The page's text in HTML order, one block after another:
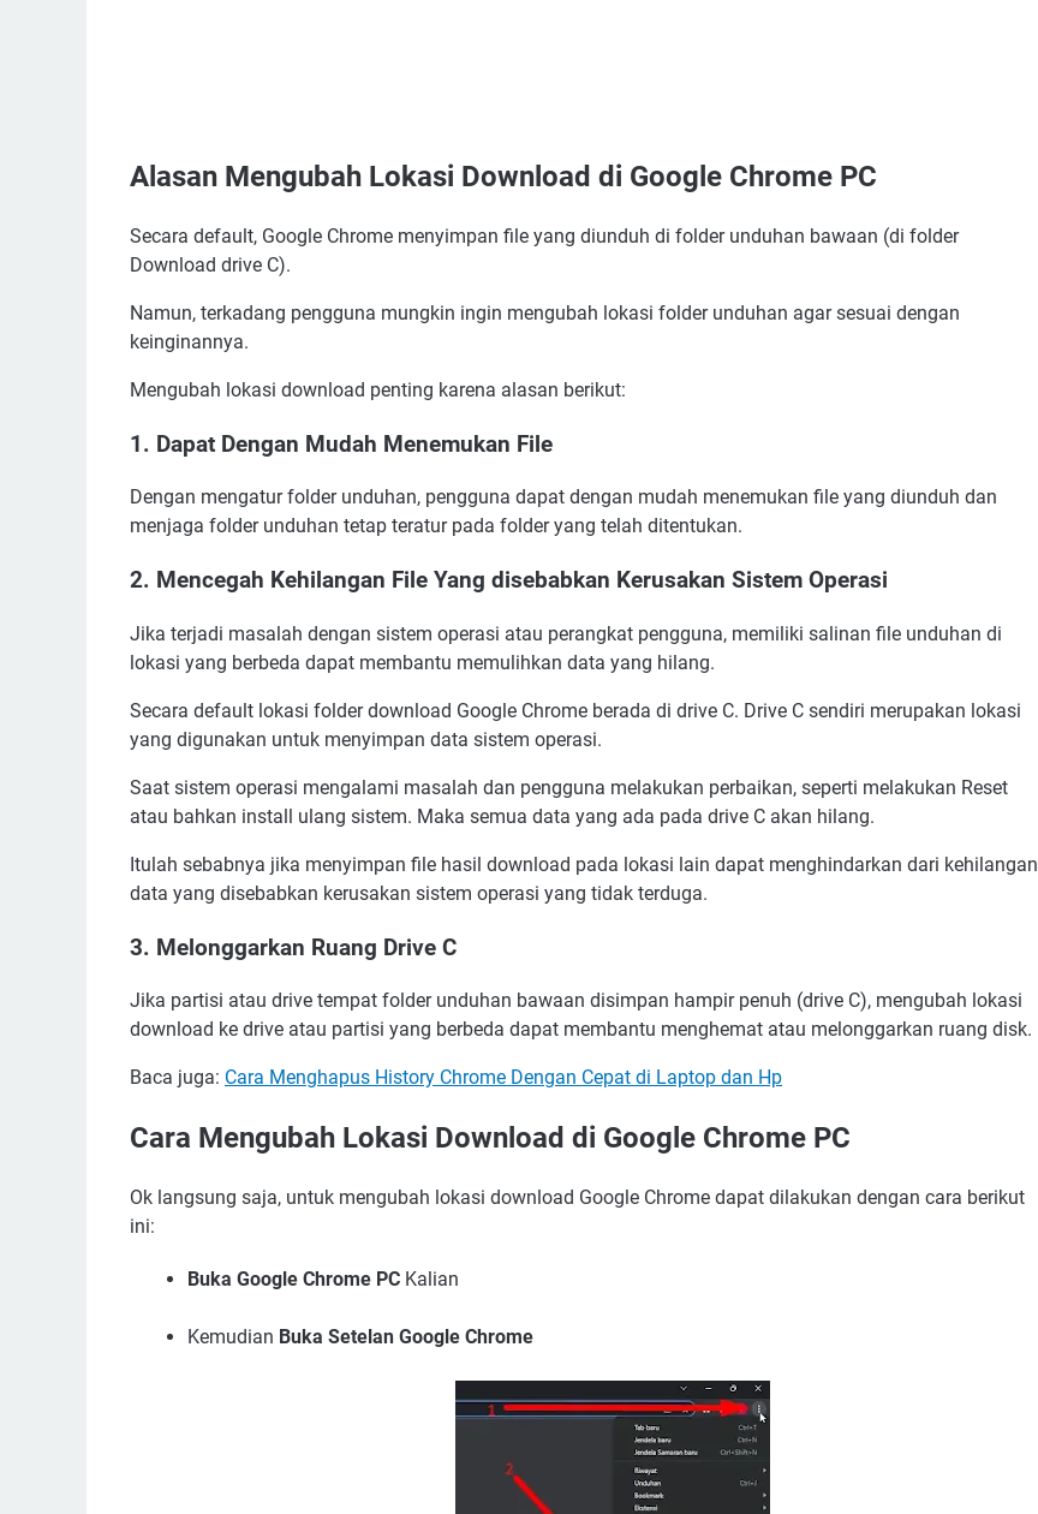
Alasan Mengubah Lokasi Download di Google Chrome PC
Secara default, Google Chrome menyimpan file yang diunduh di folder unduhan bawaan (di folder
Download drive C).
Namun, terkadang pengguna mungkin ingin mengubah lokasi folder unduhan agar sesuai dengan
keinginannya.
Mengubah lokasi download penting karena alasan berikut:
1. Dapat Dengan Mudah Menemukan File
Dengan mengatur folder unduhan, pengguna dapat dengan mudah menemukan file yang diunduh dan
menjaga folder unduhan tetap teratur pada folder yang telah ditentukan.
2. Mencegah Kehilangan File Yang disebabkan Kerusakan Sistem Operasi
Jika terjadi masalah dengan sistem operasi atau perangkat pengguna, memiliki salinan file unduhan di
lokasi yang berbeda dapat membantu memulihkan data yang hilang.
Secara default lokasi folder download Google Chrome berada di drive C. Drive C sendiri merupakan lokasi
yang digunakan untuk menyimpan data sistem operasi.
Saat sistem operasi mengalami masalah dan pengguna melakukan perbaikan, seperti melakukan Reset
atau bahkan install ulang sistem. Maka semua data yang ada pada drive C akan hilang.
Itulah sebabnya jika menyimpan file hasil download pada lokasi lain dapat menghindarkan dari kehilangan
data yang disebabkan kerusakan sistem operasi yang tidak terduga.
3. Melonggarkan Ruang Drive C
Jika partisi atau drive tempat folder unduhan bawaan disimpan hampir penuh (drive C), mengubah lokasi
download ke drive atau partisi yang berbeda dapat membantu menghemat atau melonggarkan ruang disk.
Baca juga: Cara Menghapus History Chrome Dengan Cepat di Laptop dan Hp
Cara Mengubah Lokasi Download di Google Chrome PC
Ok langsung saja, untuk mengubah lokasi download Google Chrome dapat dilakukan dengan cara berikut
ini:
Buka Google Chrome PC Kalian
Kemudian Buka Setelan Google Chrome